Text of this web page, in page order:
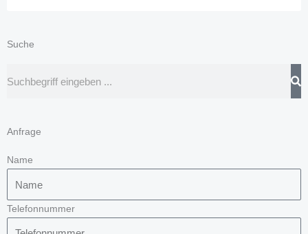
Suche
Anfrage
Name
Telefonnummer